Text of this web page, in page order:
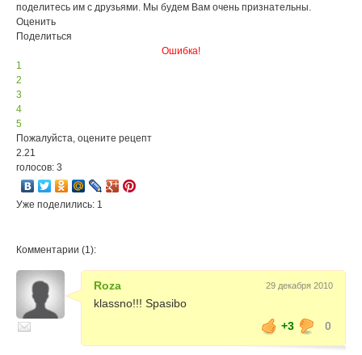
поделитесь им с друзьями. Мы будем Вам очень признательны.
Оценить
Поделиться
Ошибка!
1
2
3
4
5
Пожалуйста, оцените рецепт
2.21
голосов: 3
Уже поделились: 1
Комментарии (1):
Roza 29 декабря 2010
klassno!!! Spasibo
+3
0